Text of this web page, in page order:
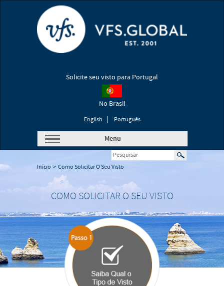
Solicite seu visto para Portugal
No Brasil
English Português
Menu
Início > Como Solicitar O Seu Visto
COMO SOLICITAR O SEU VISTO